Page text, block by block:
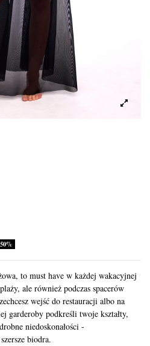
to must have w każdej wakacyjnej
ale również podczas spacerów
wejść do restauracji albo na
garderoby podkreśli twoje kształty,
niedoskonałości -
biodra.